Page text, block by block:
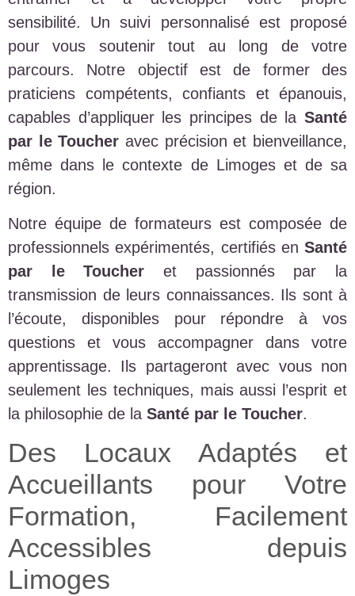
sensibilité. Un suivi personnalisé est proposé
pour vous soutenir tout au long de votre
parcours. Notre objectif est de former des
praticiens compétents, confiants et épanouis,
capables d’appliquer les principes de la Santé
par le Toucher avec précision et bienveillance,
même dans le contexte de Limoges et de sa
région.
Notre équipe de formateurs est composée de
professionnels expérimentés, certifiés en Santé
par le Toucher et passionnés par la
transmission de leurs connaissances. Ils sont à
l’écoute, disponibles pour répondre à vos
questions et vous accompagner dans votre
apprentissage. Ils partageront avec vous non
seulement les techniques, mais aussi l’esprit et
la philosophie de la Santé par le Toucher.
Des Locaux Adaptés et
Accueillants pour Votre
Formation, Facilement
Accessibles depuis
Limoges